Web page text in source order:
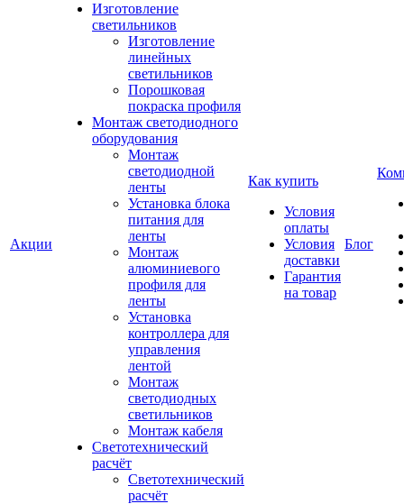
Акции
Изготовление
светильников
Изготовление
линейных
светильников
Порошковая
покраска профиля
Монтаж светодиодного
оборудования
Монтаж
светодиодной
ленты
Установка блока
питания для
ленты
Монтаж
алюминиевого
профиля для
ленты
Установка
контроллера для
управления
лентой
Монтаж
светодиодных
светильников
Монтаж кабеля
Светотехнический
расчёт
Светотехнический
расчёт
Как купить
Условия
оплаты
Условия
доставки
Гарантия
на товар
Блог